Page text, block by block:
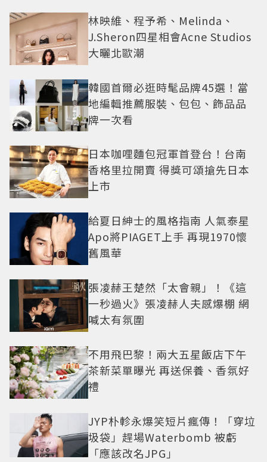
林映維、程予希、Melinda、
J.Sheron四星相會Acne Studios
大曬北歐潮
韓國首爾必逛時髦品牌45選！當
地編輯推薦服裝、包包、飾品品
牌一次看
日本咖哩麵包冠軍首登台！台南
香格里拉開賣 得獎可頌搶先日本
上市
給夏日紳士的風格指南 人氣泰星
Apo將PIAGET上手 再現1970懷
舊風華
張凌赫王楚然「太會親」！《這
一秒過火》張凌赫人夫感爆棚 網
喊太有氛圍
不用飛巴黎！兩大五星飯店下午
茶新菜單曝光 再送保養、香氛好
禮
JYP朴軫永爆笑短片瘋傳！「穿垃
圾袋」趕場Waterbomb 被虧
「應該改名JPG」